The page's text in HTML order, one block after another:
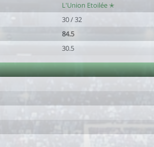
L'Union Etoilée ✭
30 / 32
84.5
30.5